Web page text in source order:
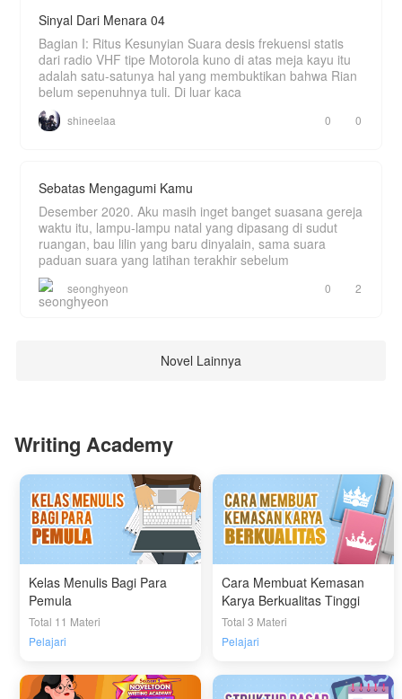
Sinyal Dari Menara 04
Bagian I: Ritus Kesunyian Suara desis frekuensi statis
dari radio VHF tipe Motorola kuno di atas meja kayu itu
adalah satu-satunya hal yang membuktikan bahwa Rian
belum sepenuhnya tuli. Di luar kaca
shineelaa 0 0
Sebatas Mengagumi Kamu
Desember 2020. Aku masih inget banget suasana gereja
waktu itu, lampu-lampu natal yang dipasang di sudut
ruangan, bau lilin yang baru dinyalain, sama suara
paduan suara yang latihan terakhir sebelum
seonghyeon 0 2
Novel Lainnya
Writing Academy
Kelas Menulis Bagi Para
Pemula
Total 11 Materi
Pelajari
Cara Membuat Kemasan
Karya Berkualitas Tinggi
Total 3 Materi
Pelajari